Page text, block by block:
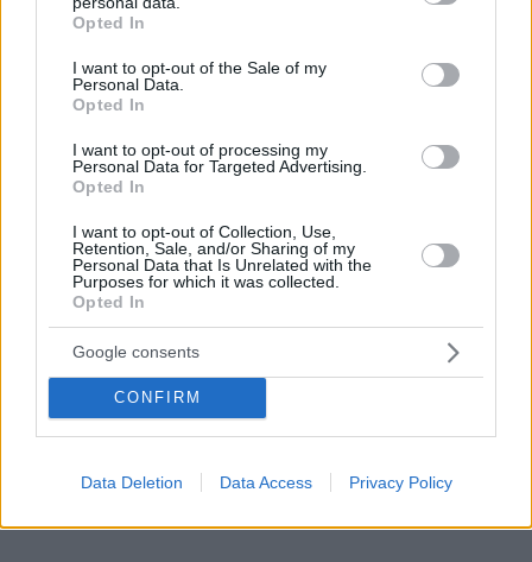
grant or deny consent to Google and its third-party tags to
use your data for below specified purposes in below Google
consent section.
Opted In
I want to opt-out of the Sale of my
Personal Data.
Opted In
I want to opt-out of processing my
Personal Data for Targeted Advertising.
Opted In
I want to opt-out of Collection, Use,
Retention, Sale, and/or Sharing of my
Personal Data that Is Unrelated with the
Purposes for which it was collected.
Opted In
Google consents
CONFIRM
Data Deletion Data Access Privacy Policy
της νέας ταυτότητας, αναλυτικός οδηγός
Η απόλυτη υποκρισία του Ελληνικού κράτους
στην Ελλάδα;
πριν 17 λεπτά
Συνελήφθη αστυνομικός για επικίνδυνη οδήγηση και
απείθεια
πριν 18 λεπτά
Αγαθονήσι: Δωρεάν αντικατάσταση των παλιών
αυτοκινήτων με ηλεκτρικά
πριν 22 λεπτά
Πιο ασφαλή είναι τα αυτόνομα ρομποταξί από τα
αυτοκίνητα που έχουν οδηγό
ΔΕΙΤΕ ΟΛΕΣ ΤΙΣ ΕΙΔΗΣΕΙΣ